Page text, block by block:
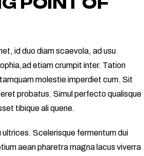
id duo diam scaevola, ad usu
etiam crumpit inter. Tation
molestie imperdiet cum. Sit
probatus. Simul perfecto qualisque
tibique ali quene.
ultrices. Scelerisque fermentum dui
aean pharetra magna lacus viverra